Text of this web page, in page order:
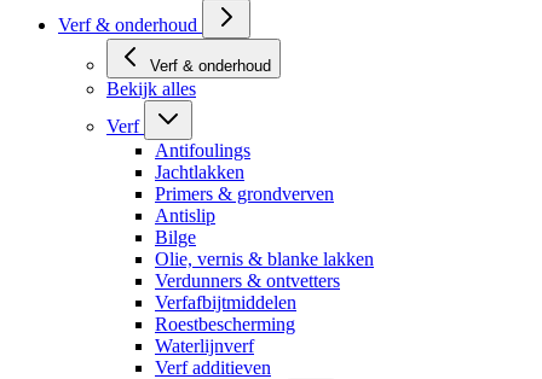
Verf & onderhoud
Verf & onderhoud
Bekijk alles
Verf
Antifoulings
Jachtlakken
Primers & grondverven
Antislip
Bilge
Olie, vernis & blanke lakken
Verdunners & ontvetters
Verfafbijtmiddelen
Roestbescherming
Waterlijnverf
Verf additieven